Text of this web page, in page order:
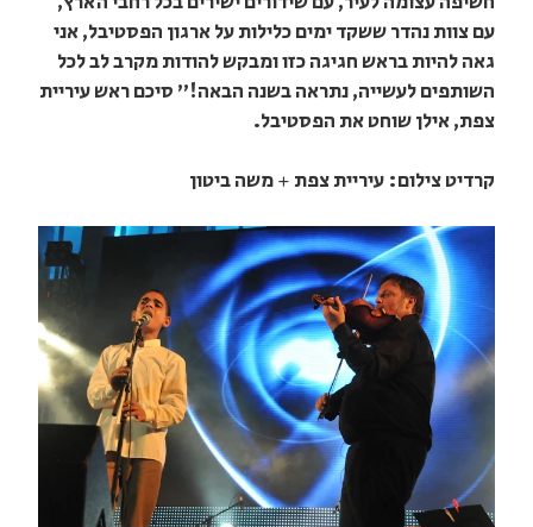
עם צוות נהדר ששקד ימים כלילות על ארגון הפסטיבל, אני
גאה להיות בראש חגיגה כזו ומבקש להודות מקרב לב לכל
השותפים לעשייה, נתראה בשנה הבאה!" סיכם ראש עיריית
צפת, אילן שוחט את הפסטיבל.
קרדיט צילום: עיריית צפת + משה ביטון